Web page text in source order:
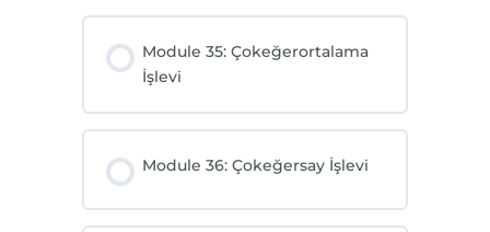
Module 35: Çokeğerortalama
İşlevi
Module 36: Çokeğersay İşlevi